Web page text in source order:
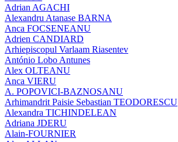
Adrian AGACHI
Alexandru Atanase BARNA
Anca FOCSENEANU
Adrien CANDIARD
Arhiepiscopul Varlaam Riasentev
António Lobo Antunes
Alex OLTEANU
Anca VIERU
A. POPOVICI-BAZNOSANU
Arhimandrit Paisie Sebastian TEODORESCU
Alexandra TICHINDELEAN
Adriana JDERU
Alain-FOURNIER